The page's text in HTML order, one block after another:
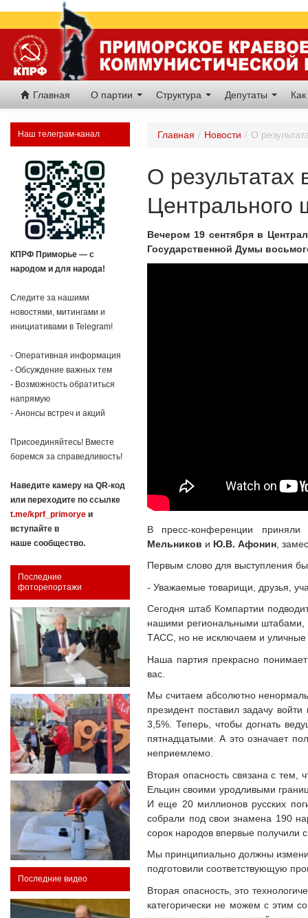
Главная О партии Структура Депутаты
Наш телеграм-канал
КПРФ Приморье — с
народом и для народа!
Следите за нашими
новостями, митингами и
инициативами в Telegram!
- Оперативная информация
- Обсуждение важных тем
- Возможность обратиться
напрямую
- Анонсы встреч и акций
Присоединяйтесь! Вместе
боремся за справедливость!
Наведите камеру на QR-код
или переходите по ссылке
t.me/kprf_primorye и
вступайте в
наше сообщество.
Последние
фоторепортажи
Последние видео
Главная / Новости / О
О
Вечером 19 сентября в
Государственной Думы
В пресс-конференции
Мельников и Ю.В. Афонин ,
Первым слово для выступления
- Уважаемые товарищи, друзья,
Сегодня штаб Компартии
нашими региональными штабами,
ТАСС, но не исключаем и уличные
Наша партия прекрасно
вас.
Мы считаем абсолютно
президент поставил задачу
3,5%. Теперь, чтобы догнать
пятнадцатыми. А это означает
неприемлемо.
Вторая опасность связана с тем,
Ельцин своими уродливыми
И еще 20 миллионов русских
собрали под свои знамена 190
сорок народов впервые получили
Мы принципиально должны
подготовили соответствующую
Вторая опасность, это
категорически не можем с этим